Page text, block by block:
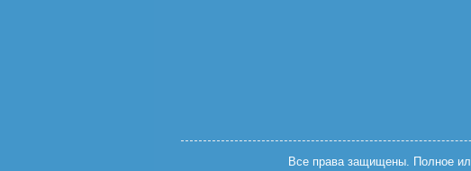
Все права защищены. Полное